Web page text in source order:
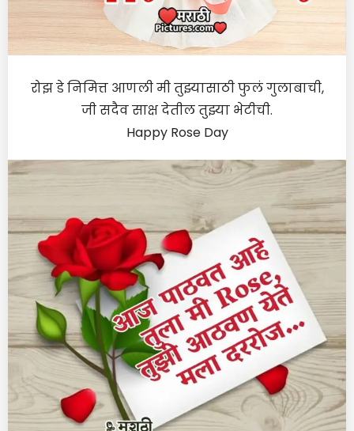
रोझ डे निमित्त आणली मी तुझ्यासाठी फुलं गुलाबाची,
जी सदैव साक्ष देतील तुझ्या भेटीची.
Happy Rose Day